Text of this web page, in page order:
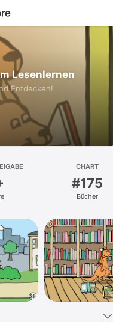
Lesenlernen
Entdecken!
CHART
#175
Bücher